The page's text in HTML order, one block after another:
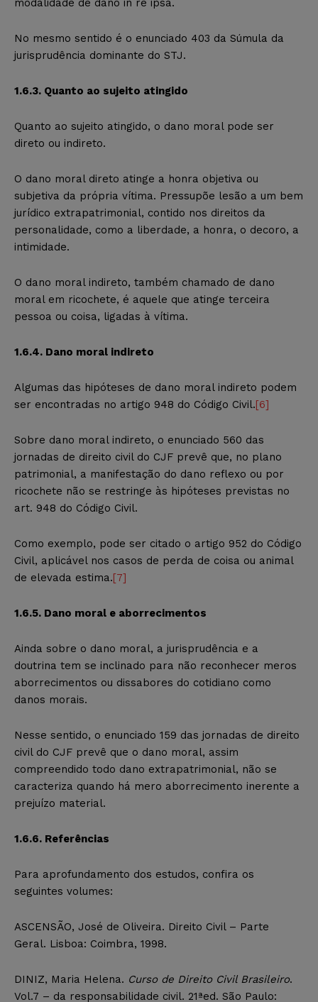
No mesmo sentido é o enunciado 403 da Súmula da
jurisprudência dominante do STJ.
1.6.3. Quanto ao sujeito atingido
Quanto ao sujeito atingido, o dano moral pode ser
direto ou indireto.
O dano moral direto atinge a honra objetiva ou
subjetiva da própria vítima. Pressupõe lesão a um bem
jurídico extrapatrimonial, contido nos direitos da
personalidade, como a liberdade, a honra, o decoro, a
intimidade.
O dano moral indireto, também chamado de dano
moral em ricochete, é aquele que atinge terceira
pessoa ou coisa, ligadas à vítima.
1.6.4. Dano moral indireto
Algumas das hipóteses de dano moral indireto podem
ser encontradas no artigo 948 do Código Civil.[6]
Sobre dano moral indireto, o enunciado 560 das
jornadas de direito civil do CJF prevê que, no plano
patrimonial, a manifestação do dano reflexo ou por
ricochete não se restringe às hipóteses previstas no
art. 948 do Código Civil.
Como exemplo, pode ser citado o artigo 952 do Código
Civil, aplicável nos casos de perda de coisa ou animal
de elevada estima.[7]
1.6.5. Dano moral e aborrecimentos
Ainda sobre o dano moral, a jurisprudência e a
doutrina tem se inclinado para não reconhecer meros
aborrecimentos ou dissabores do cotidiano como
danos morais.
Nesse sentido, o enunciado 159 das jornadas de direito
civil do CJF prevê que o dano moral, assim
compreendido todo dano extrapatrimonial, não se
caracteriza quando há mero aborrecimento inerente a
prejuízo material.
1.6.6. Referências
Para aprofundamento dos estudos, confira os
seguintes volumes:
ASCENSÃO, José de Oliveira. Direito Civil – Parte
Geral. Lisboa: Coimbra, 1998.
DINIZ, Maria Helena. Curso de Direito Civil Brasileiro.
Vol.7 – da responsabilidade civil. 21ªed. São Paulo: